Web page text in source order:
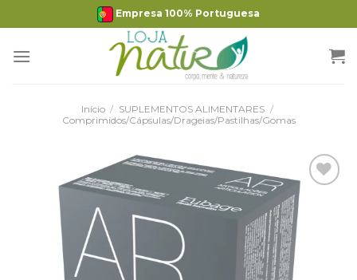
to
content
Empresa 100% Portuguesa
Início / SUPLEMENTOS ALIMENTARES /
Comprimidos/Cápsulas/Drageias/Pastilhas/Gomas
Adicionar
Favoritos